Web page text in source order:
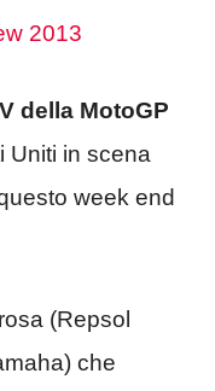
della MotoGP
Uniti in scena
week end
(Repsol
che